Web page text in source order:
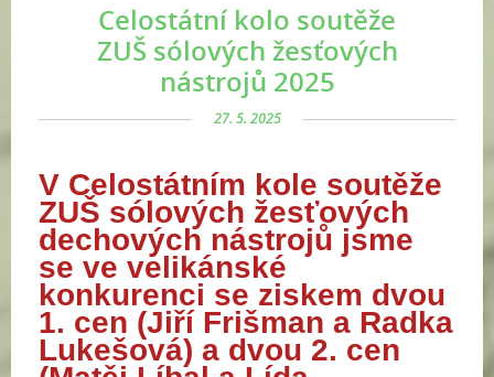
Celostátní kolo soutěže
ZUŠ sólových žesťových
nástrojů 2025
27. 5. 2025
V Celostátním kole soutěže
ZUŠ sólových žesťových
dechových nástrojů jsme
se ve velikánské
konkurenci se ziskem dvou
1. cen (Jiří Frišman a Radka
Lukešová) a dvou 2. cen